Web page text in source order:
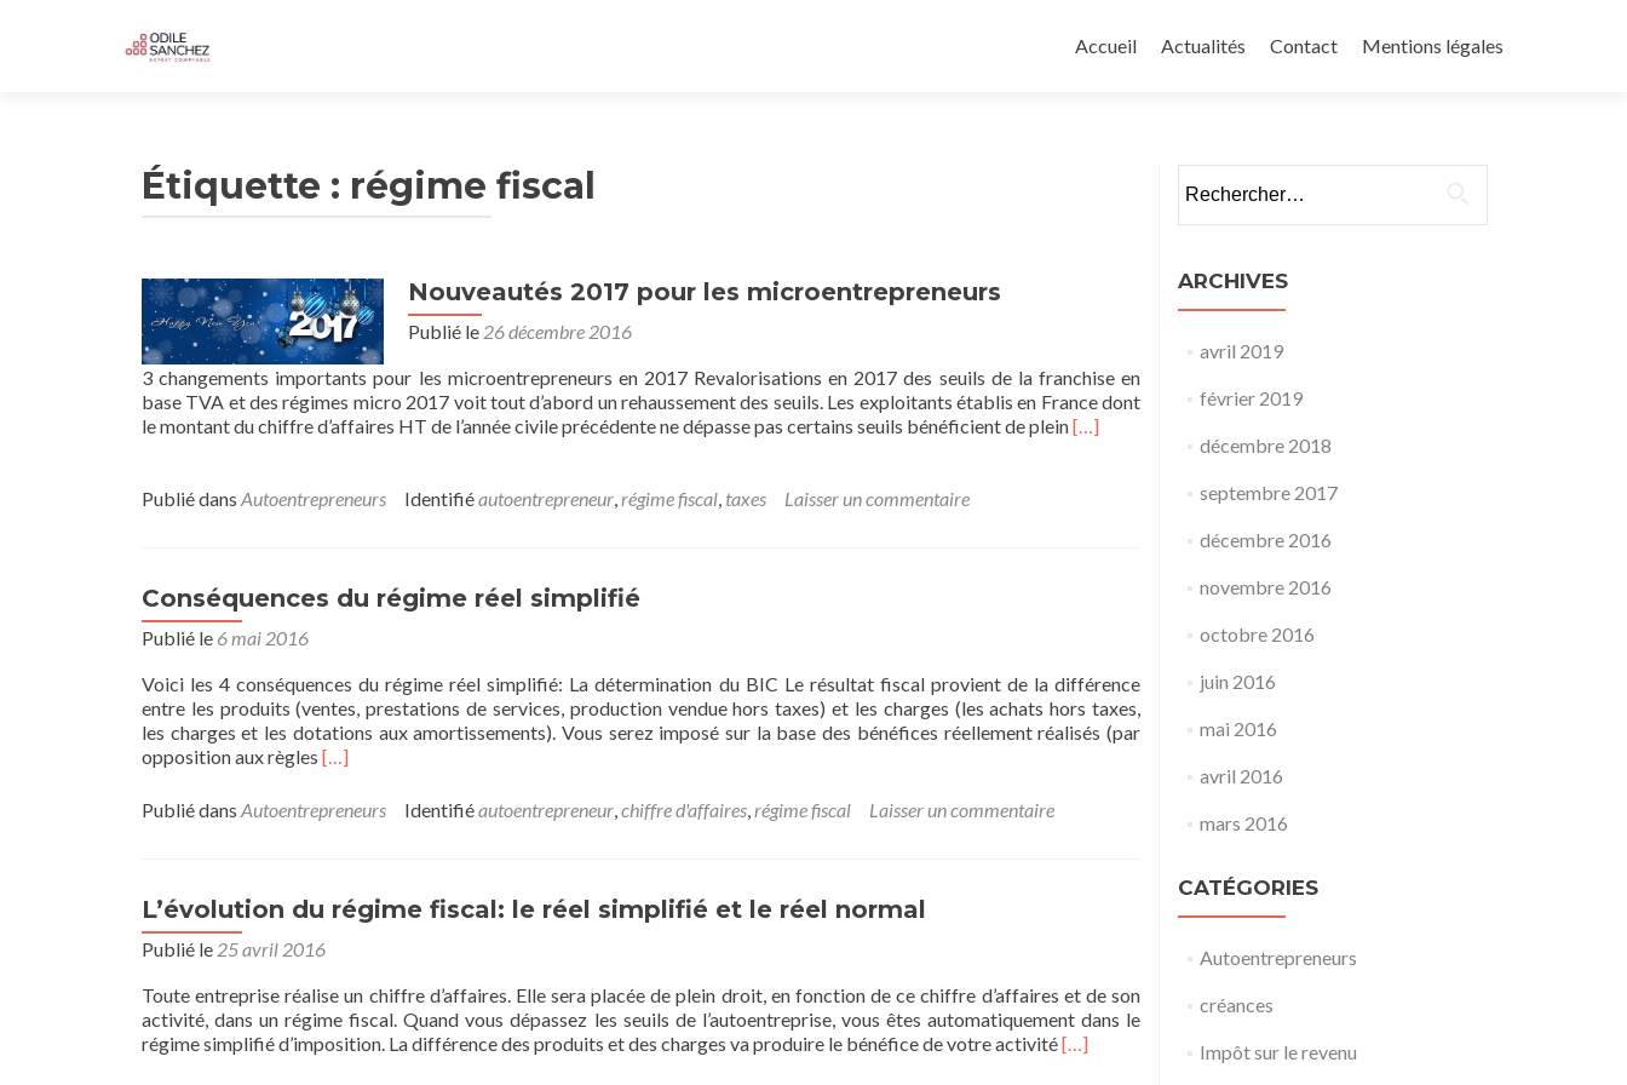
au
Accueil Actualités Contact Mentions légales
Étiquette : régime fiscal
Nouveautés 2017 pour les microentrepreneurs
Publié le 26 décembre 2016
3 changements importants pour les microentrepreneurs en 2017 Revalorisations en 2017 des seuils de la franchise en
base TVA et des régimes micro 2017 voit tout d’abord un rehaussement des seuils. Les exploitants établis en France dont
le montant du chiffre d’affaires HT de l’année civile précédente ne dépasse pas certains seuils bénéficient de pleinEn
microentrepreneurs
[…]
Publié dans Autoentrepreneurs Identifiéautoentrepreneur,régime fiscal, taxes Laisser un commentaire
Conséquences du régime réel simplifié
Publié le 6 mai 2016
Voici les 4 conséquences du régime réel simplifié: La détermination du BIC Le résultat fiscal provient de la différence
entre les produits (ventes, prestations de services, production vendue hors taxes) et les charges (les achats hors taxes,
les charges et les dotations aux amortissements). Vous serez imposé sur la base des bénéfices réellement réalisés (par
opposition aux règles En
plus
réel
simplifié
[…]
Publié dans Autoentrepreneurs Identifiéautoentrepreneur,chiffre d'affaires,régime fiscal Laisser un commentaire
L’évolution du régime fiscal: le réel simplifié et le réel normal
Publié le 25 avril 2016
Toute entreprise réalise un chiffre d’affaires. Elle sera placée de plein droit, en fonction de ce chiffre d’affaires et de son
activité, dans un régime fiscal. Quand vous dépassez les seuils de l’autoentreprise, vous êtes automatiquement dans le
régime simplifié d’imposition. La différence des produits et des charges va produire le bénéfice de votre activitéEn
[…]
ARCHIVES
avril 2019
février 2019
décembre 2018
septembre 2017
décembre 2016
novembre 2016
octobre 2016
juin 2016
mai 2016
avril 2016
mars 2016
CATÉGORIES
Autoentrepreneurs
créances
Impôt sur le revenu